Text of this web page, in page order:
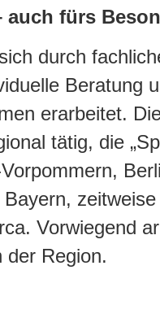
auch fürs
durch
Beratung
erarbeitet.
tätig, die
Vorwiegend
der Region.